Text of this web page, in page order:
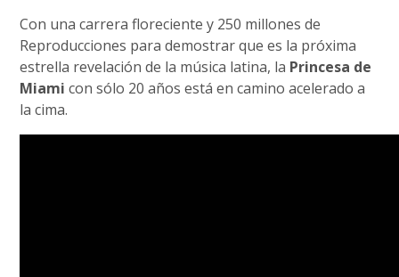
Con una carrera floreciente y 250 millones de
Reproducciones para demostrar que es la próxima
estrella revelación de la música latina, la Princesa de
Miami con sólo 20 años está en camino acelerado a
la cima.